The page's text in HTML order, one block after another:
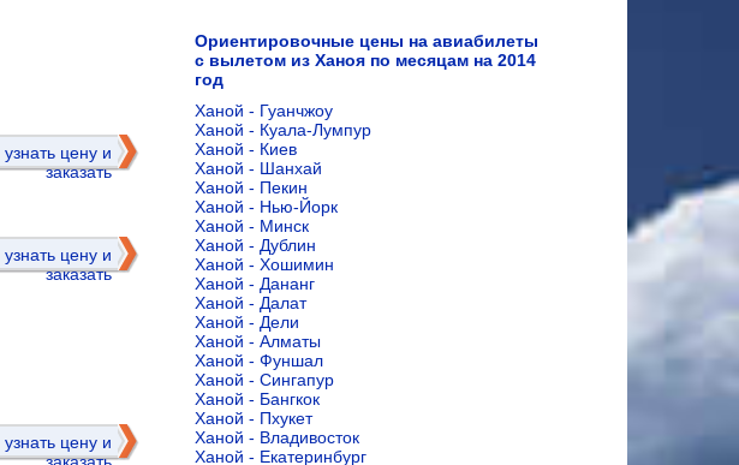
узнать цену и
заказать
узнать цену и
заказать
узнать цену и
Ориентировочные цены на авиабилеты
с вылетом из Ханоя по месяцам на 2014
год
Ханой - Гуанчжоу
Ханой - Куала-Лумпур
Ханой - Киев
Ханой - Шанхай
Ханой - Пекин
Ханой - Нью-Йорк
Ханой - Минск
Ханой - Дублин
Ханой - Хошимин
Ханой - Дананг
Ханой - Далат
Ханой - Дели
Ханой - Алматы
Ханой - Фуншал
Ханой - Сингапур
Ханой - Бангкок
Ханой - Пхукет
Ханой - Владивосток
Ханой - Екатеринбург